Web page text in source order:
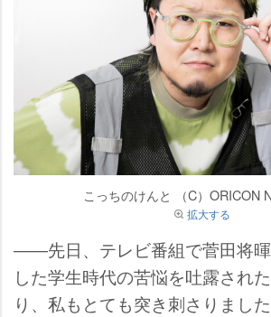
こっちのけんと （C）ORICON
拡大する
――先日、テレビ番組で菅田将
した学生時代の苦悩を吐露され
り、私もとても突き刺さりました